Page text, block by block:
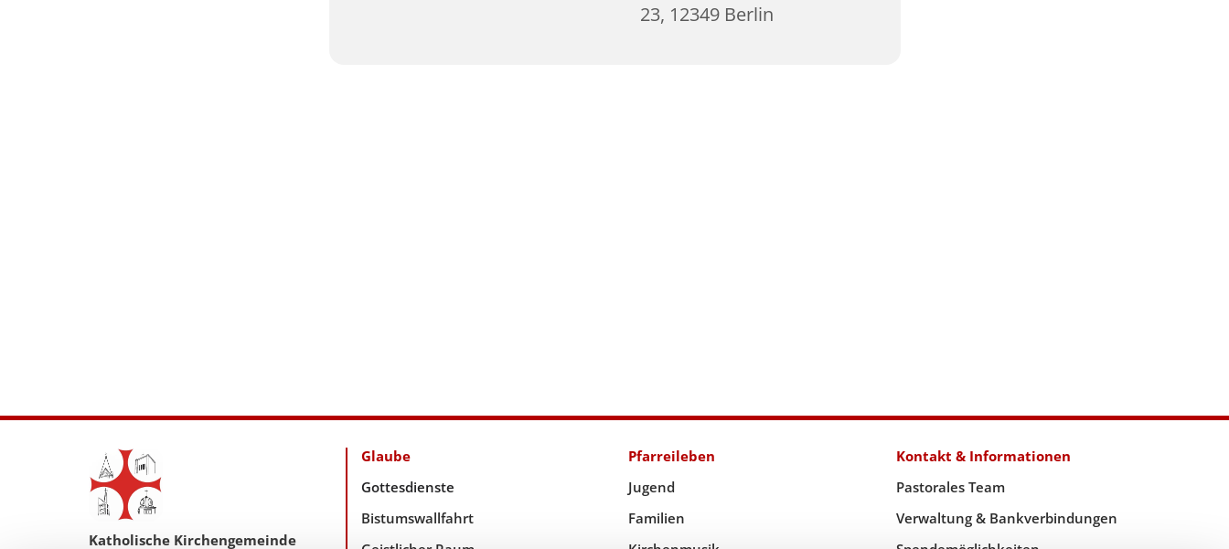
23, 12349 Berlin
Katholische Kirchengemeinde
Glaube
Gottesdienste
Bistumswallfahrt
Pfarreileben
Jugend
Familien
Kontakt & Informationen
Pastorales Team
Verwaltung & Bankverbindungen